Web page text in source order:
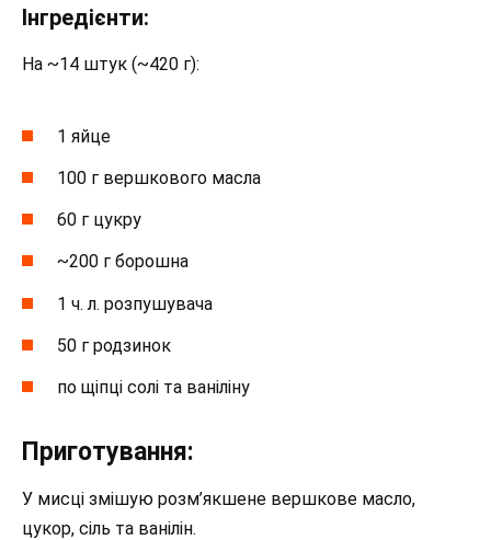
Інгредієнти:
На ~14 штук (~420 г):
1 яйце
100 г вершкового масла
60 г цукру
~200 г борошна
1 ч. л. розпушувача
50 г родзинок
по щіпці солі та ваніліну
Приготування:
У мисці змішую розм’якшене вершкове масло,
цукор, сіль та ванілін.